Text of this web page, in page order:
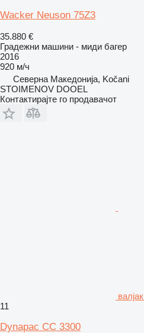
Wacker Neuson 75Z3
35.880 €
Градежни машини - миди багер
2016
920 м/ч
Северна Македонија, Kočani
STOIMENOV DOOEL
Контактирајте го продавачот
11
Dynapac CC 3300